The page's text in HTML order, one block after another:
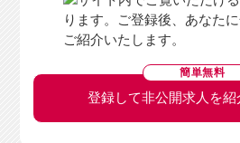
簡単無料
登録して非公開求人を紹